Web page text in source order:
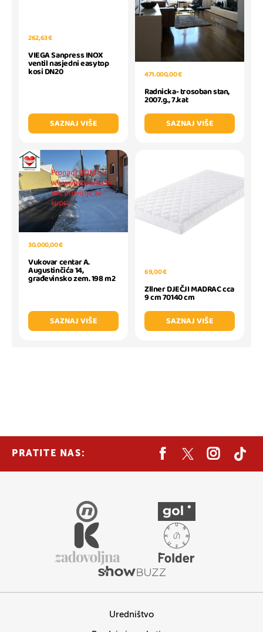
262,63 €
VIEGA Sanpress INOX
ventil nasjedni easytop
kosi DN20
SAZNAJ VIŠE
471.000,00 €
Radnicka- trosoban stan,
2007.g., 7.kat
SAZNAJ VIŠE
30.000,00 €
Vukovar centar A.
Augustinčića 14,
građevinsko zem. 198 m2
SAZNAJ VIŠE
69,00 €
Zllner DJEČJI MADRAC cca
9 cm 70140 cm
SAZNAJ VIŠE
PRATITE NAS:
Uredništvo